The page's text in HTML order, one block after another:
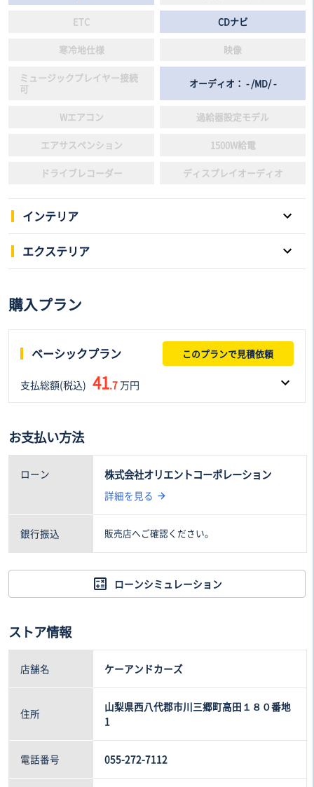
ETC CDナビ
寒冷地仕様 映像
ミュージックプレイヤー接続
可
オーディオ： - /MD/ -
Wエアコン 過給器設定モデル
エアサスペンション 1500W給電
ドライブレコーダー ディスプレイオーディオ
インテリア
パワーウインドウ
スマートキー 本革シート
3列シート
フルフラットシート 後席モニター
シートヒーター シートエアコン
ウォークスルー
エクステリア
アルミホイール
エアロパーツ アダプティプヘッドライト
フロントフォグランプ
購入プラン
ベーシックプラン このプランで見積依頼
支払総額(税込) 41.7万円
29.8万円
お支払い方法
ローン 株式会社オリエントコーポレーション
詳細を見る
銀行振込 販売店へご確認ください。
ローンシミュレーション
ストア情報
店舗名 ケーアンドカーズ
住所
山梨県西八代郡市川三郷町高田１８０番地
1
電話番号 055-272-7112